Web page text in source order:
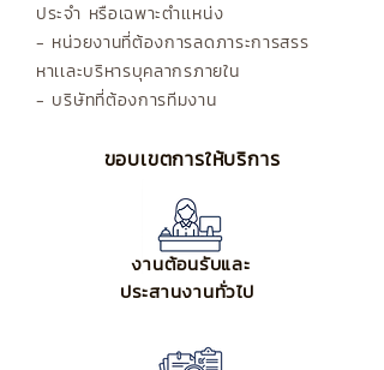
ประจำ หรือเฉพาะตำเเหน่ง
- หน่วยงานที่ต้องการลดภาระการสรร
หาเเละบริหารบุคลากรภายใน
- บริษัทที่ต้องการทีมงาน
ขอบเขตการให้บริการ
งานต้อนรับและ
ประสานงานทั่วไป